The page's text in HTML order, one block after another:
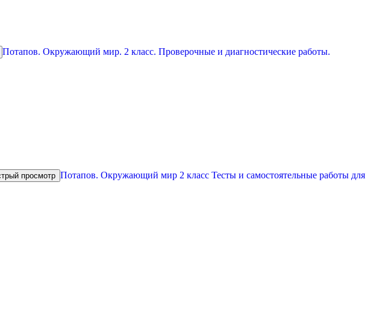
Потапов. Окружающий мир. 2 класс. Проверочные и диагностические работы.
просмотр Потапов. Окружающий мир 2 класс Тесты и самостоятельные работы для